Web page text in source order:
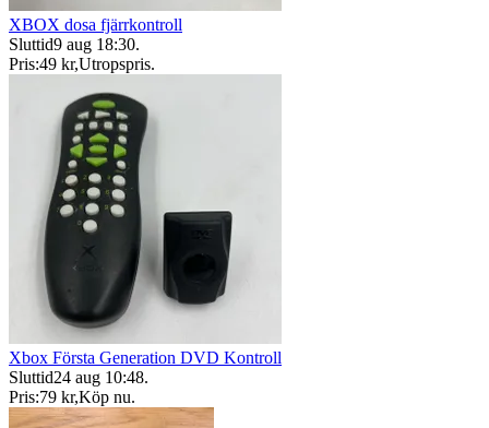
XBOX dosa fjärrkontroll
Sluttid9 aug 18:30.
Pris:49 kr,Utropspris.
Xbox Första Generation DVD Kontroll
Sluttid24 aug 10:48.
Pris:79 kr,Köp nu.